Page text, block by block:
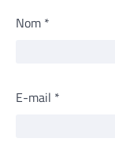
Nom *
E-mail *